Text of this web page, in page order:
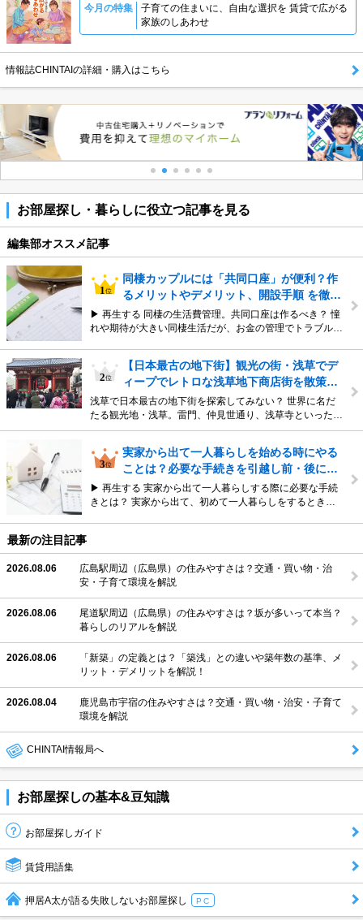
今月の特集
子育ての住まいに、自由な選択を 賃貸で広がる
家族のしあわせ
情報誌CHINTAIの詳細・購入はこちら
お部屋探し・暮らしに役立つ記事を見る
編集部オススメ記事
同棲カップルには「共同口座」が便利？作
るメリットやデメリット、開設手順 を徹…
▶ 再生する 同棲の生活費管理。共同口座は作るべき？ 憧
れや期待が大きい同棲生活だが、お金の管理でトラブル…
【日本最古の地下街】観光の街・浅草でデ
ィープでレトロな浅草地下商店街を散策…
浅草で日本最古の地下街を探索してみない？ 世界に名だ
たる観光地・浅草。雷門、仲見世通り、浅草寺といった…
実家から出て一人暮らしを始める時にやる
ことは？必要な手続きを引越し前・後に…
▶ 再生する 実家から出て一人暮らしする際に必要な手続
きとは？ 実家から出て、初めて一人暮らしをするとき…
最新の注目記事
2026.08.06
広島駅周辺（広島県）の住みやすさは？交通・買い物・治
安・子育て環境を解説
2026.08.06
尾道駅周辺（広島県）の住みやすさは？坂が多いって本当？
暮らしのリアルを解説
2026.08.06
「新築」の定義とは？「築浅」との違いや築年数の基準、メ
リット・デメリットを解説！
2026.08.04
鹿児島市宇宿の住みやすさは？交通・買い物・治安・子育て
環境を解説
CHINTAI情報局へ
お部屋探しの基本&豆知識
お部屋探しガイド
賃貸用語集
押居A太が語る失敗しないお部屋探し PC